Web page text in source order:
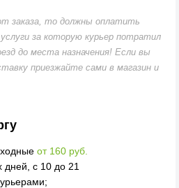
заказа, то должны оплатить
за которую курьер потратил
до места назначения! Если вы
приезжайте сами в магазин и
от 160 руб.
дней, с 10 до 21